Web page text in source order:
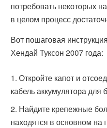
потребовать некоторых
в целом процесс
Вот пошаговая
Хендай Туксон 2007 года:
Откройте капот и
кабель аккумулятора для
Найдите крепежные
находятся в основном на